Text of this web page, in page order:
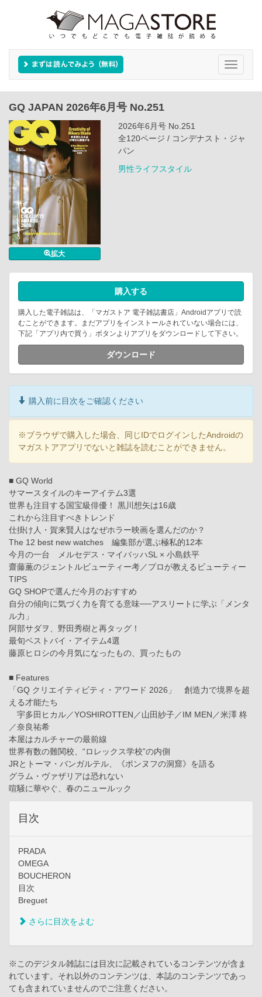
Toggle
GQ JAPAN 2026年6月号 No.251
拡大
2026年6月号 No.251
全120ページ / コンデナスト・ジャ
パン
男性ライフスタイル
購入する
購入した電子雑誌は、「マガストア 電子雑誌書店」Androidアプリで読
むことができます。まだアプリをインストールされていない場合には、
下記「アプリ内で買う」ボタンよりアプリをダウンロードして下さい。
ダウンロード
購入前に目次をご確認ください
※ブラウザで購入した場合、同じIDでログインしたAndroidの
マガストアアプリでないと雑誌を読むことができません。
■ GQ World
サマースタイルのキーアイテム3選
世界も注目する国宝級俳優！ 黒川想矢は16歳
これから注目すべきトレンド
仕掛け人・賀来賢人はなぜホラー映画を選んだのか？
The 12 best new watches 編集部が選ぶ極私的12本
今月の一台 メルセデス・マイバッハSL × 小島鉄平
齋藤薫のジェントルビューティー考／プロが教えるビューティー
TIPS
GQ SHOPで選んだ今月のおすすめ
自分の傾向に気づく力を育てる意味──アスリートに学ぶ「メンタ
ル力」
阿部サダヲ、野田秀樹と再タッグ！
最旬ベストバイ・アイテム4選
藤原ヒロシの今月気になったもの、買ったもの
■ Features
「GQ クリエイティビティ・アワード 2026」 創造力で境界を超
える才能たち
宇多田ヒカル／YOSHIROTTEN／山田紗子／IM MEN／米澤 柊
／奈良祐希
本屋はカルチャーの最前線
世界有数の難関校、“ロレックス学校”の内側
JRとトーマ・バンガルテル、《ポンヌフの洞窟》を語る
グラム・ヴァザリアは恐れない
喧騒に華やぐ、春のニュールック
目次
PRADA
OMEGA
BOUCHERON
目次
Breguet
さらに目次をよむ
※このデジタル雑誌には目次に記載されているコンテンツが含ま
れています。それ以外のコンテンツは、本誌のコンテンツであっ
ても含まれていませんのでご注意ください。